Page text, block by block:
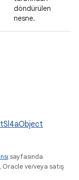
döndürülen
nesne.
sayfasında
Oracle ve/veya satış